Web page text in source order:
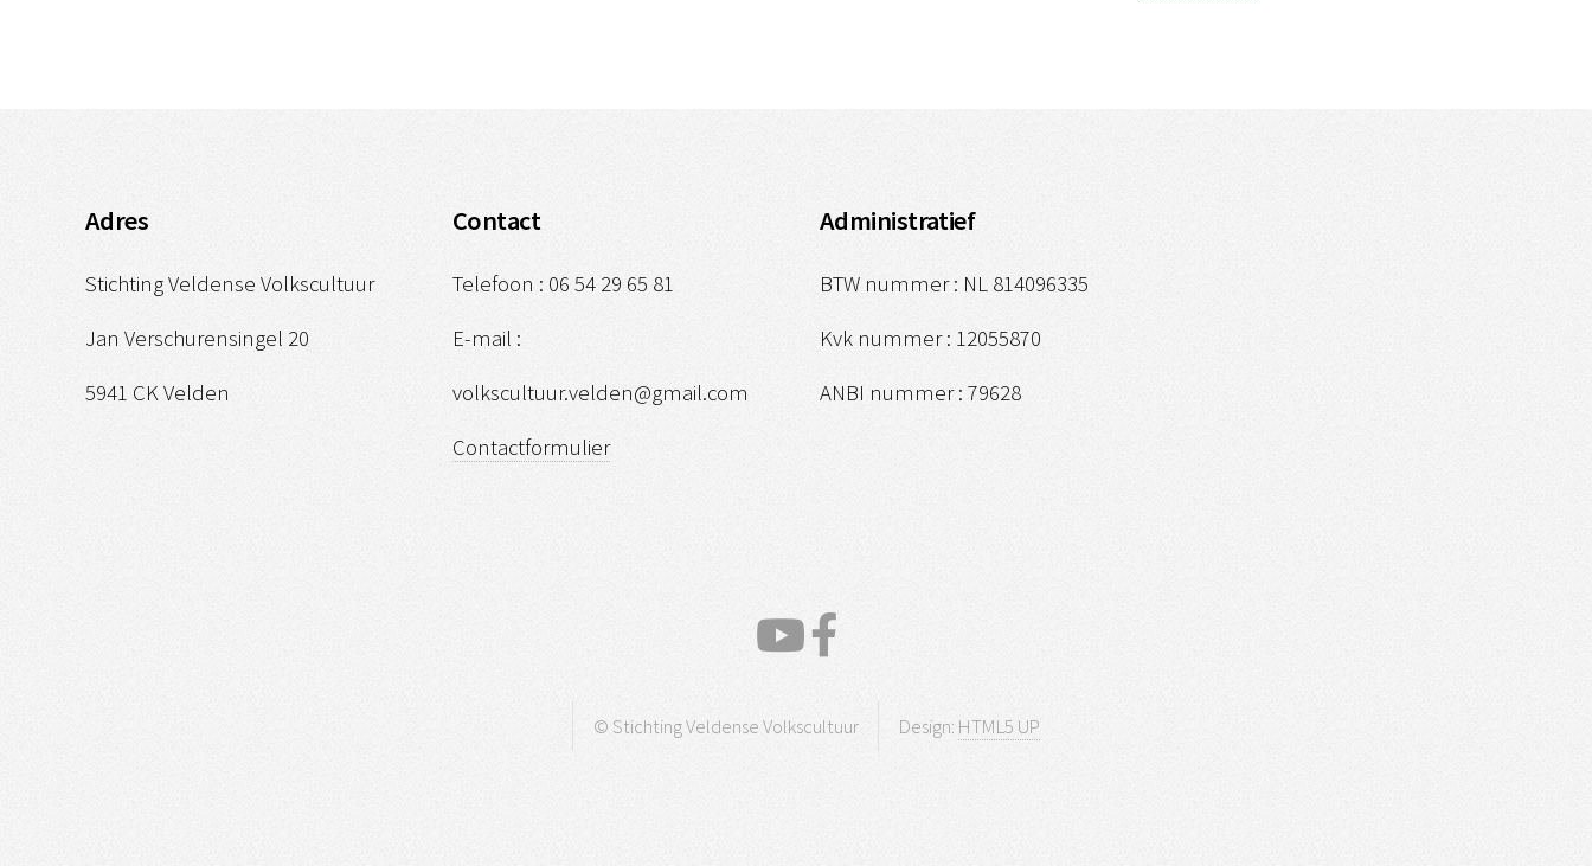
Adres
Stichting Veldense Volkscultuur
Jan Verschurensingel 20
5941 CK Velden
Contact
Telefoon : 06 54 29 65 81
E-mail :
volkscultuur.velden@gmail.com
Contactformulier
Administratief
BTW nummer : NL 814096335
Kvk nummer : 12055870
ANBI nummer : 79628
© Stichting Veldense Volkscultuur Design: HTML5 UP